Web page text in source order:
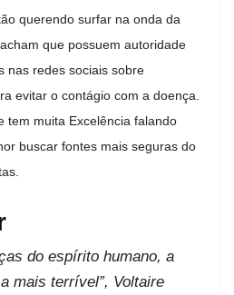
querendo surfar na onda da
que possuem autoridade
nas redes sociais sobre
evitar o contágio com a doença.
tem muita Excelência falando
buscar fontes mais seguras do
do espírito humano, a
mais terrível”, Voltaire